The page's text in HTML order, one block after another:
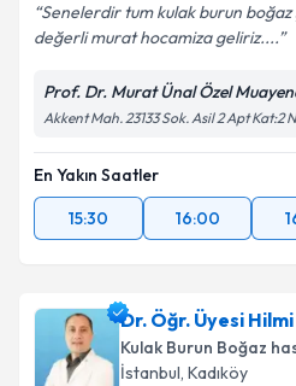
Senelerdir tum kulak burun
değerli murat hocamiza geliriz....
Prof. Dr. Murat Ünal Özel
Akkent Mah. 23133 Sok. Asil 2 Apt Kat:2
En Yakın Saatler
15:30
16:00
Dr. Öğr. Üyesi
Kulak Burun Boğaz
İstanbul, Kadıköy